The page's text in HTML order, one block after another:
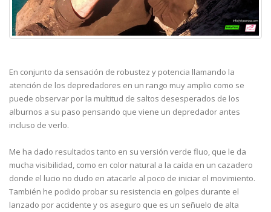
En conjunto da sensación de robustez y potencia llamando la
atención de los depredadores en un rango muy amplio como se
puede observar por la multitud de saltos desesperados de los
alburnos a su paso pensando que viene un depredador antes
incluso de verlo.
Me ha dado resultados tanto en su versión verde fluo, que le da
mucha visibilidad, como en color natural a la caída en un cazadero
donde el lucio no dudo en atacarle al poco de iniciar el movimiento.
También he podido probar su resistencia en golpes durante el
lanzado por accidente y os aseguro que es un señuelo de alta